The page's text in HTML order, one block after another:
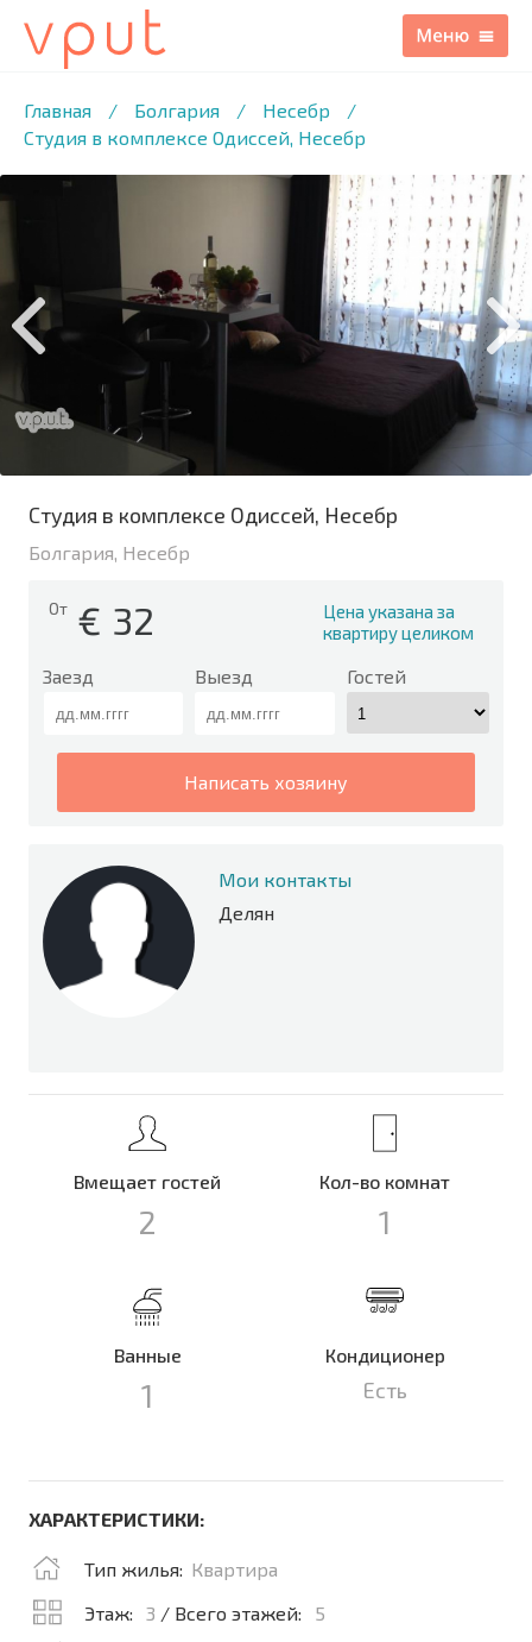
Главная / Болгария / Несебр
/
Студия в комплексе Одиссей, Несебр
/10 ФОТО
Студия в комплексе Одиссей, Несебр
Болгария, Несебр
От € 32
Цена указана за
квартиру целиком
Заезд Выезд Гостей
написать хозяину
Мои контакты
Делян
Вмещает гостей
2
Кол-во комнат
1
Ванные
1
Кондиционер
Есть
ХАРАКТЕРИСТИКИ:
Тип жилья: Квартира
Этаж:
3 / Всего этажей:
5